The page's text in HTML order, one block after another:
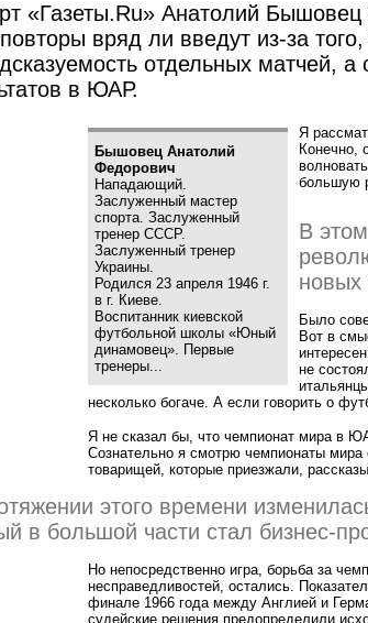
«Газеты.Ru» Анатолий
вряд ли введут из-за
отдельных матчей,
в ЮАР.
Бышовец Анатолий
Федорович
Нападающий.
Заслуженный мастер
спорта. Заслуженный
тренер СССР.
Заслуженный тренер
Украины.
Родился 23 апреля 1946 г.
в г. Киеве.
Воспитанник киевской
футбольной школы «Юный
динамовец». Первые
тренеры...
Я
Конечно,
большую
В
новых
Было
Вот в
не
несколько богаче. А если говорить о
Я не сказал бы, что чемпионат мира в
Сознательно я смотрю чемпионаты
товарищей, которые приезжали,
этого времени
в большой части стал бизнес-
Но непосредственно игра, борьба за
несправедливостей, остались.
финале 1966 года между Англией и
судейские решения предопределили